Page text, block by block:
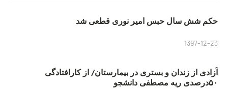
حکم شش سال حبس امیر نوری قطعی شد
1397-12-23
آزادی از زندان و بستری در بیمارستان/ از کارافتادگی
۵۰درصدی ریه مصطفی دانشجو